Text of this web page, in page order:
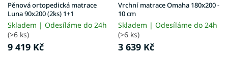
Pěnová ortopedická matrace
Luna 90x200 (2ks) 1+1
Skladem | Odesíláme do 24h
(>6 ks)
9 419 Kč
Vrchní matrace Omaha 180x200 -
10 cm
Skladem | Odesíláme do 24h
(>6 ks)
3 639 Kč